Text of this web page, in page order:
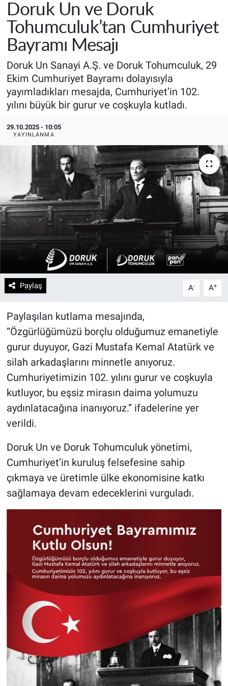
Doruk Un ve Doruk
Tohumculuk’tan Cumhuriyet
Bayramı Mesajı
Doruk Un Sanayi A.Ş. ve Doruk Tohumculuk, 29
Ekim Cumhuriyet Bayramı dolayısıyla
yayımladıkları mesajda, Cumhuriyet’in 102.
yılını büyük bir gurur ve coşkuyla kutladı.
29.10.2025 - 10:05
YAYINLANMA
Paylaş A- A+
Paylaşılan kutlama mesajında,
“Özgürlüğümüzü borçlu olduğumuz emanetiyle
gurur duyuyor, Gazi Mustafa Kemal Atatürk ve
silah arkadaşlarını minnetle anıyoruz.
Cumhuriyetimizin 102. yılını gurur ve coşkuyla
kutluyor, bu eşsiz mirasın daima yolumuzu
aydınlatacağına inanıyoruz.” ifadelerine yer
verildi.
Doruk Un ve Doruk Tohumculuk yönetimi,
Cumhuriyet’in kuruluş felsefesine sahip
çıkmaya ve üretimle ülke ekonomisine katkı
sağlamaya devam edeceklerini vurguladı.